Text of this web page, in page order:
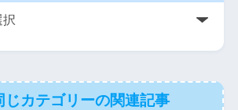
じカテゴリーの関連記事